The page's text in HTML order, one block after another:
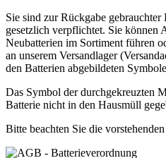
Sie sind zur Rückgabe gebrauchter
gesetzlich verpflichtet. Sie können
Neubatterien im Sortiment führen
an unserem Versandlager
den Batterien abgebildeten
Das Symbol der durchgekreuzten
Batterie nicht in den Hausmüll
Bitte beachten Sie die